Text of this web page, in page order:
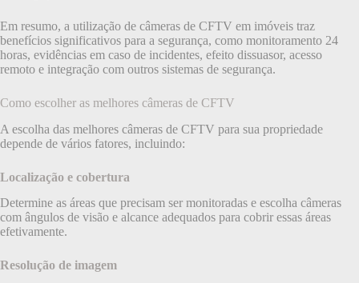
Em resumo, a utilização de câmeras de CFTV em imóveis traz
benefícios significativos para a segurança, como monitoramento 24
horas, evidências em caso de incidentes, efeito dissuasor, acesso
remoto e integração com outros sistemas de segurança.
Como escolher as melhores câmeras de CFTV
A escolha das melhores câmeras de CFTV para sua propriedade
depende de vários fatores, incluindo:
Localização e cobertura
Determine as áreas que precisam ser monitoradas e escolha câmeras
com ângulos de visão e alcance adequados para cobrir essas áreas
efetivamente.
Resolução de imagem